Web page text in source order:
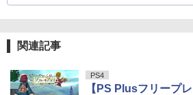
関連記事
PS4
【PS Plusフリープ